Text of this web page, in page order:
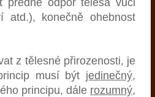
atd.), konečně ohebnost
z tělesné přirozenosti, je
musí být jedinečný,
principu, dále rozumný,